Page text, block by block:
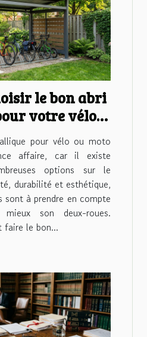
le bon abri
votre vélo
pour vélo ou moto
affaire, car il existe
options sur le
durabilité et esthétique,
sont à prendre en compte
son deux-roues.
faire le bon...